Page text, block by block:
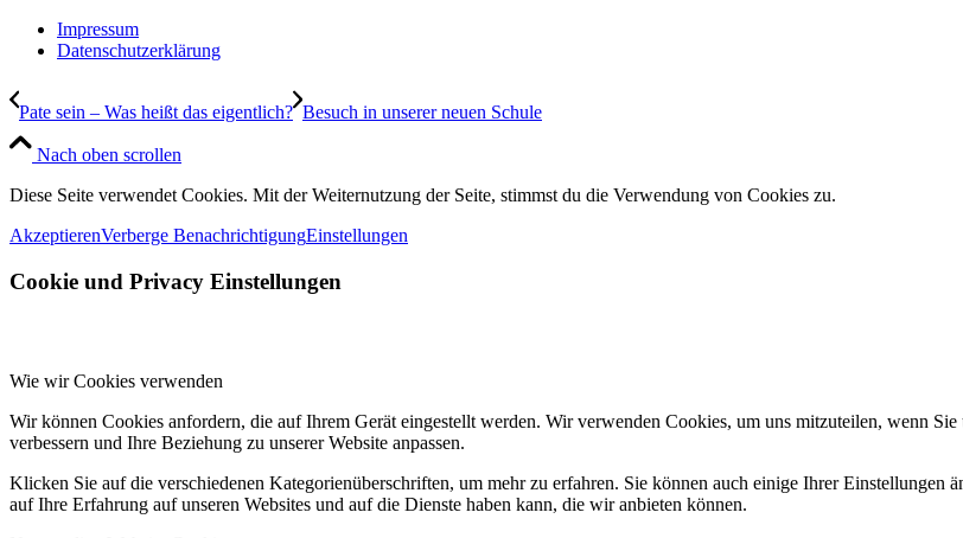
Impressum
Datenschutzerklärung
Pate sein – Was heißt das eigentlich? Besuch in unserer neuen Schule
Nach oben scrollen
Diese Seite verwendet Cookies. Mit der Weiternutzung der Seite, stimmst du die Verwendung von Cookies zu.
AkzeptierenVerberge BenachrichtigungEinstellungen
Cookie und Privacy Einstellungen
Wie wir Cookies verwenden
Wir können Cookies anfordern, die auf Ihrem Gerät eingestellt werden. Wir verwenden Cookies, um uns mitzuteilen, wenn
verbessern und Ihre Beziehung zu unserer Website anpassen.
Klicken Sie auf die verschiedenen Kategorienüberschriften, um mehr zu erfahren. Sie können auch einige Ihrer
auf Ihre Erfahrung auf unseren Websites und auf die Dienste haben kann, die wir anbieten können.